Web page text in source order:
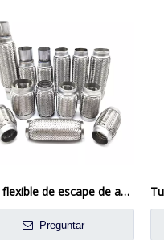
Tubo flexible de escape de acero inoxidable de 4 pulgadas para aplicaciones industriales y automotrices
Preguntar